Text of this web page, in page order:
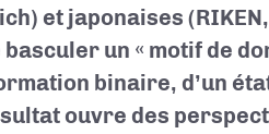
et japonaises
un « motif de
binaire, d’un
ouvre des